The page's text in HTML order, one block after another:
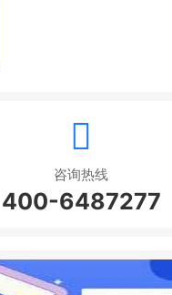
咨询热线
400-6487277